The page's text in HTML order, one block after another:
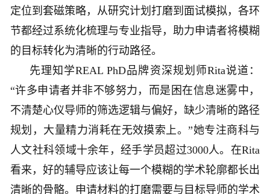
定位到套磁策略，从研究计划打磨到面试模拟，各环
节都经过系统化梳理与专业指导，助力申请者将模糊
的目标转化为清晰的行动路径。
先理知学REAL PhD品牌资深规划师Rita说道：
“许多申请者并非不够努力，而是困在信息迷雾中，
不清楚心仪导师的筛选逻辑与偏好，缺少清晰的路径
规划，大量精力消耗在无效摸索上。”她专注商科与
人文社科领域十余年，经手学员超过3000人。在Rita
看来，好的辅导应该让每一个模糊的学术轮廓都长出
清晰的骨骼。申请材料的打磨需要与目标导师的学术